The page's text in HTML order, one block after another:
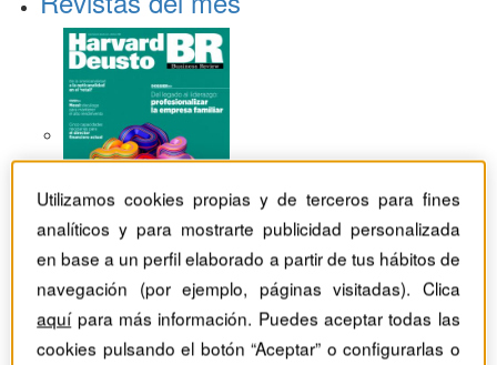
Utilizamos cookies propias y de terceros para fines
analíticos y para mostrarte publicidad personalizada
en base a un perfil elaborado a partir de tus hábitos de
navegación (por ejemplo, páginas visitadas). Clica
aquípara más información. Puedes aceptar todas las
cookies pulsando el botón “Aceptar” o configurarlas o